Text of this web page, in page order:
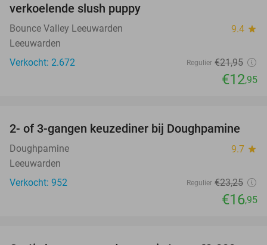
verkoelende slush puppy
Bounce Valley Leeuwarden 9.4 star
Leeuwarden
Verkocht: 2.672
Regulier €21,95
€12,95
27%
2- of 3-gangen keuzediner bij Doughpamine
Doughpamine 9.7 star
Leeuwarden
Verkocht: 952
Regulier €23,25
€16,95